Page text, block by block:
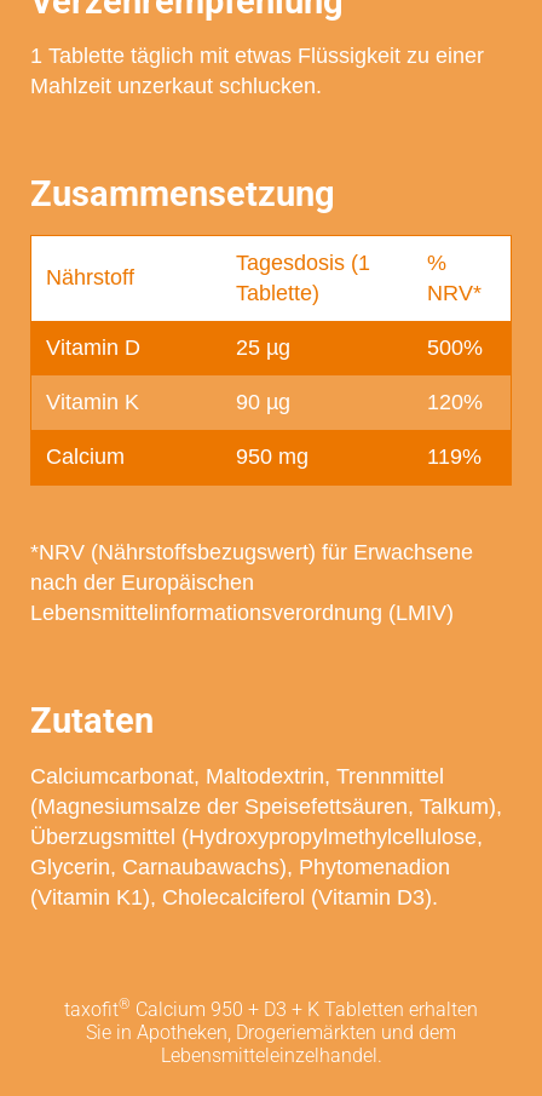
1 Tablette täglich mit etwas Flüssigkeit zu einer
Mahlzeit unzerkaut schlucken.
Zusammensetzung
Nährstoff
Tagesdosis (1
Tablette)
%
NRV*
Vitamin D 25 µg 500%
Vitamin K 90 µg 120%
Calcium 950 mg 119%
*NRV (Nährstoffsbezugswert) für Erwachsene
nach der Europäischen
Lebensmittelinformationsverordnung (LMIV)
Zutaten
Calciumcarbonat, Maltodextrin, Trennmittel
(Magnesiumsalze der Speisefettsäuren, Talkum),
Überzugsmittel (Hydroxypropylmethylcellulose,
Glycerin, Carnaubawachs), Phytomenadion
(Vitamin K1), Cholecalciferol (Vitamin D3).
taxofit® Calcium 950 + D3 + K Tabletten erhalten
Sie in Apotheken, Drogeriemärkten und dem
Lebensmitteleinzelhandel.